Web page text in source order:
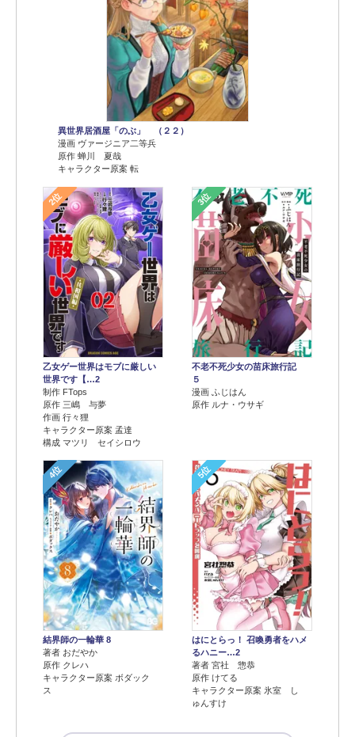
異世界居酒屋「のぶ」 （２２）
漫画 ヴァージニア二等兵
原作 蝉川 夏哉
キャラクター原案 転
2位
乙女ゲー世界はモブに厳しい
世界です【…2
制作 FTops
原作 三嶋 与夢
作画 行々狸
キャラクター原案 孟達
構成 マツリ セイシロウ
3位
不老不死少女の苗床旅行記
５
漫画 ふじはん
原作 ルナ・ウサギ
4位
結界師の一輪華 8
著者 おだやか
原作 クレハ
キャラクター原案 ボダック
ス
5位
はにとらっ！ 召喚勇者をハメ
るハニー…2
著者 宮社 惣恭
原作 けてる
キャラクター原案 氷室 し
ゅんすけ